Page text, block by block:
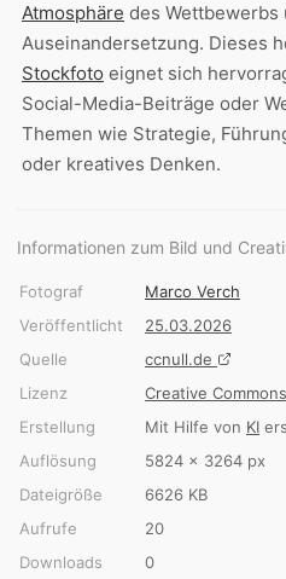
Atmosphäre des
Auseinandersetzung. Dieses
Stockfoto eignet sich
Social-Media-Beiträge oder
Themen wie Strategie,
oder kreatives Denken.
Informationen zum Bild und
Fotograf
Marco Verch
Veröffentlicht
25.03.2026
Quelle
ccnull.de
Lizenz
Creative
Erstellung
Mit Hilfe von KI
Auflösung
5824 × 3264 px
Dateigröße
6626 KB
Aufrufe
20
Downloads
0